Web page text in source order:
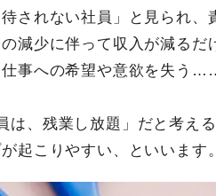
されない社員」と見られ、
減少に伴って収入が減るだ
事への希望や意欲を失う
は、残業し放題」だと考え
起こりやすい、といいます。